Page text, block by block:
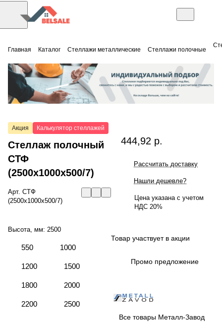
Главная Каталог Стеллажи металлические Стеллажи полочные
Акция Калькулятор стеллажей
Стеллаж полочный
СТФ
(2500x1000x500/7)
Арт. СТФ
(2500x1000x500/7)
Высота, мм: 2500
550 1000
1200 1500
1800 2000
2200 2500
444,92 р.
Рассчитать доставку
Нашли дешевле?
Цена указана с учетом
НДС 20%
Товар участвует в акции
Промо предложение
Все товары Металл-Завод